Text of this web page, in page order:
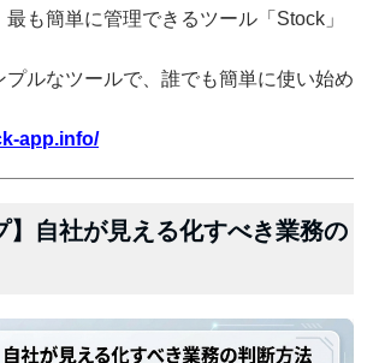
も簡単に管理できるツール「Stock」
プルなツールで、誰でも簡単に使い始め
app.info/
】自社が見える化すべき業務の